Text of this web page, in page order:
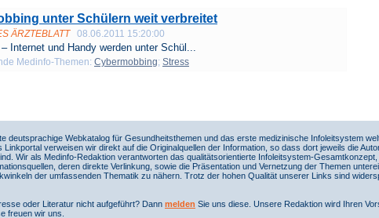
unter Schülern weit verbreitet
ÄRZTEBLATT 08.06.2011 15:20:00
Internet und Handy werden unter Schül...
Medinfo-Themen: Cybermobbing; Stress
deutsprachige Webkatalog für Gesundheitsthemen und das erste medizinische Infoleitsystem
Linkportal verweisen wir direkt auf die Originalquellen der Information, so dass dort jeweils die
Wir als Medinfo-Redaktion verantworten das qualitätsorientierte Infoleitsystem-
deren direkte Verlinkung, sowie die Präsentation und Vernetzung der Themen
der umfassenden Thematik zu nähern. Trotz der hohen Qualität unserer Links sind
oder Literatur nicht aufgeführt? Dann melden Sie uns diese. Unsere Redaktion wird Ihren
freuen wir uns.